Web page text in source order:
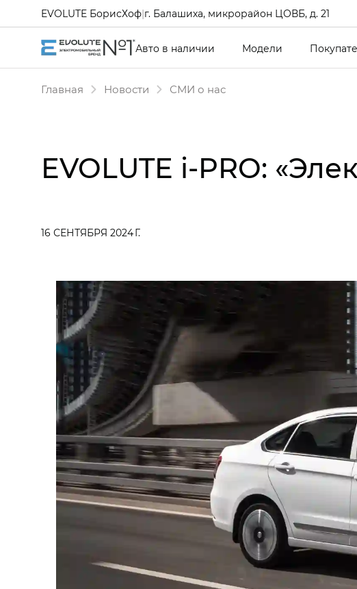
EVOLUTE БорисХоф|г. Балашиха, микрорайон ЦОВБ, д. 21
Авто в наличии Модели
Главная Новости СМИ о нас
EVOLUTE i‑PRO:
16 СЕНТЯБРЯ 2024 Г.